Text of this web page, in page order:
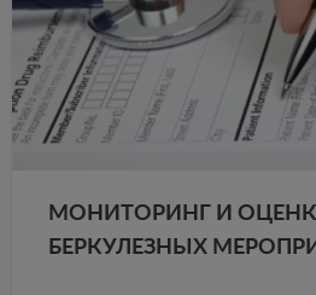
МО­НИ­ТО­РИНГ И
БЕР­КУ­ЛЕЗ­НЫХ